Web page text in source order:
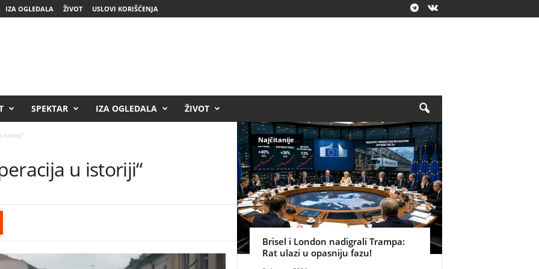
IZA OGLEDALA ŽIVOT USLOVI KORIŠĆENJA
SPEKTAR IZA OGLEDALA ŽIVOT
istoriji“
u istoriji“
Najčitanije
Brisel i London nadigrali Trampa:
Rat ulazi u opasniju fazu!